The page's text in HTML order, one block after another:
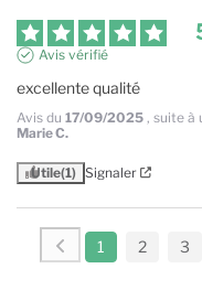
Avis vérifié
excellente qualité
Avis du 17/09/2025 , suite à
Marie C.
Utile(1) Signaler
1 2 3